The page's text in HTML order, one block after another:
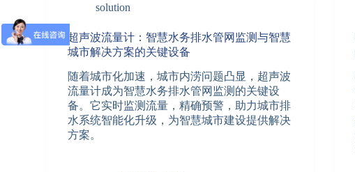
solution
超声波流量计：智慧水务排水管网监测与智慧
城市解决方案的关键设备
随着城市化加速，城市内涝问题凸显，超声波
流量计成为智慧水务排水管网监测的关键设
备。它实时监测流量，精确预警，助力城市排
水系统智能化升级，为智慧城市建设提供解决
方案。